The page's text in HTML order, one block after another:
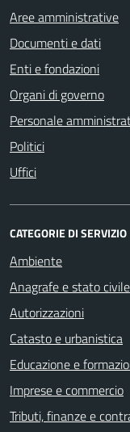
Aree amministrative
Documenti e dati
Enti e fondazioni
Organi di governo
Personale
Politici
Uffici
CATEGORIE DI SERVIZIO
Ambiente
Anagrafe e stato civile
Autorizzazioni
Catasto e urbanistica
Educazione e
Imprese e commercio
Tributi, finanze e